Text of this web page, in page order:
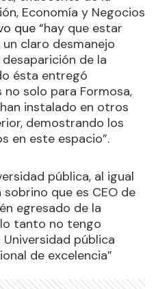
Economía y Negocios
que “hay que estar
claro desmanejo
de la
ésta entregó
solo para Formosa,
instalado en otros
demostrando los
en este espacio”.
pública, al igual
que es CEO de
egresado de la
tanto no tengo
pública
de excelencia”